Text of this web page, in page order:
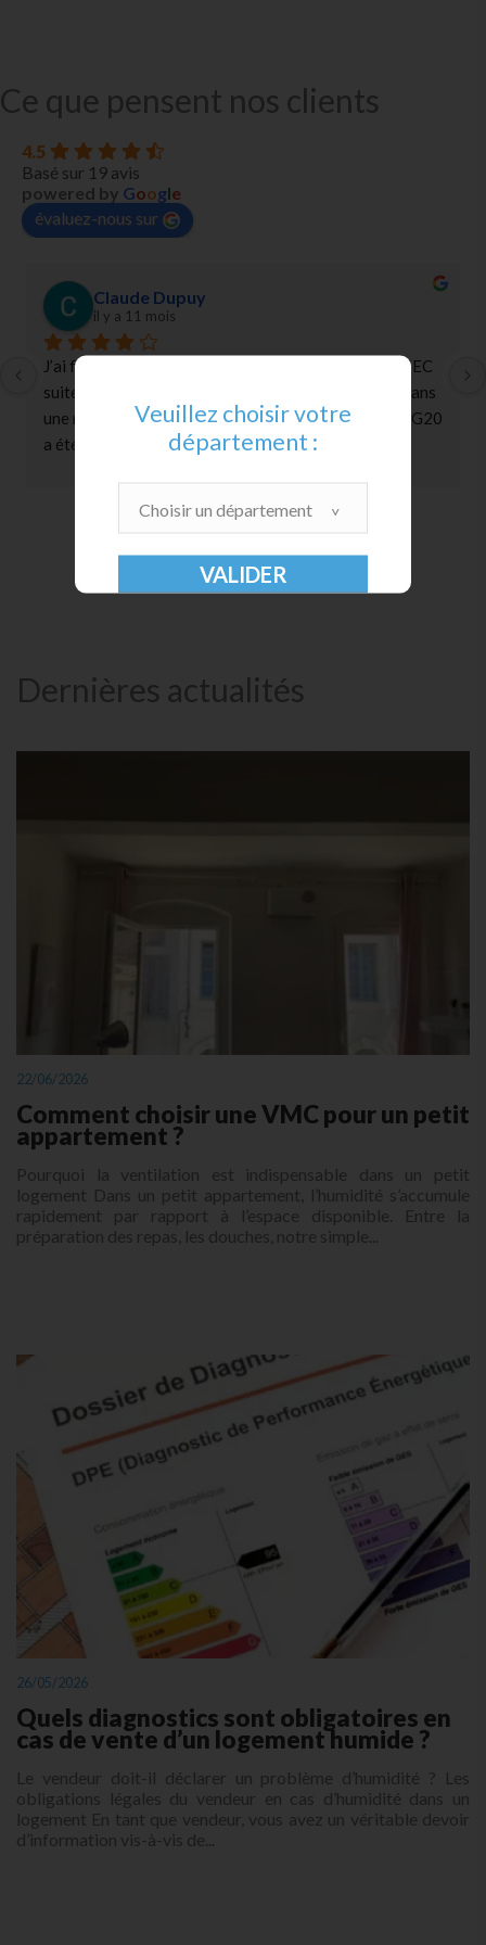
Ce que pensent nos clients
4.5
Basé sur 19 avis
powered by Google
évaluez-nous sur
jean-claude Cazelles
l’année dernière
Très bon résultat , avec l'assèchement des murs humides
et du sol de mon appartement . Je recommande cette
entreprise sans hésitation .
Dernières actualités
22/06/2026
Comment choisir une VMC pour un petit
appartement ?
Pourquoi la ventilation est indispensable dans un petit
logement Dans un petit appartement, l’humidité s’accumule
rapidement par rapport à l’espace disponible. Entre la
préparation des repas, les douches, notre simple...
26/05/2026
Quels diagnostics sont obligatoires en
cas de vente d’un logement humide ?
Le vendeur doit-il déclarer un problème d’humidité ? Les
obligations légales du vendeur en cas d’humidité dans un
logement En tant que vendeur, vous avez un véritable devoir
d’information vis-à-vis de...
Veuillez choisir votre
département :
Choisir un département